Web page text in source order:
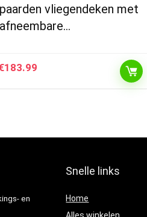
paarden vliegendeken met
afneembare…
183.99
en
Snelle links
Home